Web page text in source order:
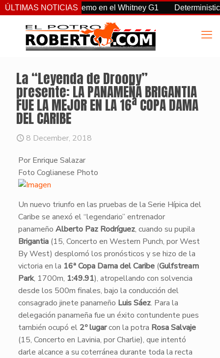
ÚLTIMAS NOTICIASsupremo en el Whitney G1 Deterministic:
La “Leyenda de Droopy”
presente: LA PANAMEÑA BRIGANTIA
FUE LA MEJOR EN LA 16ª COPA DAMA
DEL CARIBE
8 December, 2018
Por Enrique Salazar
Foto Coglianese Photo
​Un nuevo triunfo en las pruebas de la Serie Hípica del
Caribe se anexó el “legendario” entrenador
panameño Alberto Paz Rodríguez, cuando su pupila
Brigantia(15, Concerto en Western Punch, por West
By West) desplomó los pronósticos y se hizo de la
victoria en la 16ª Copa Dama del Caribe(Gulfstream
Park, 1700m, 1:49.91), atropellando con solvencia
desde los 500m finales, bajo la conducción del
consagrado jinete panameño Luis Sáez. Para la
delegación panameña fue un éxito contundente pues
también ocupó el 2º lugarcon la potra Rosa Salvaje
(15, Concerto en Lavinia, por Charlie), que intentó
darle alcance a su coterránea durante toda la recta